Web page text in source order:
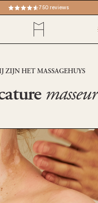
750 reviews
ZIJN HET MASSAGEHUYS
masseur